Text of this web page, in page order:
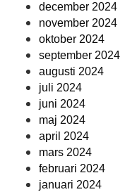
december 2024
november 2024
oktober 2024
september 2024
augusti 2024
juli 2024
juni 2024
maj 2024
april 2024
mars 2024
februari 2024
januari 2024